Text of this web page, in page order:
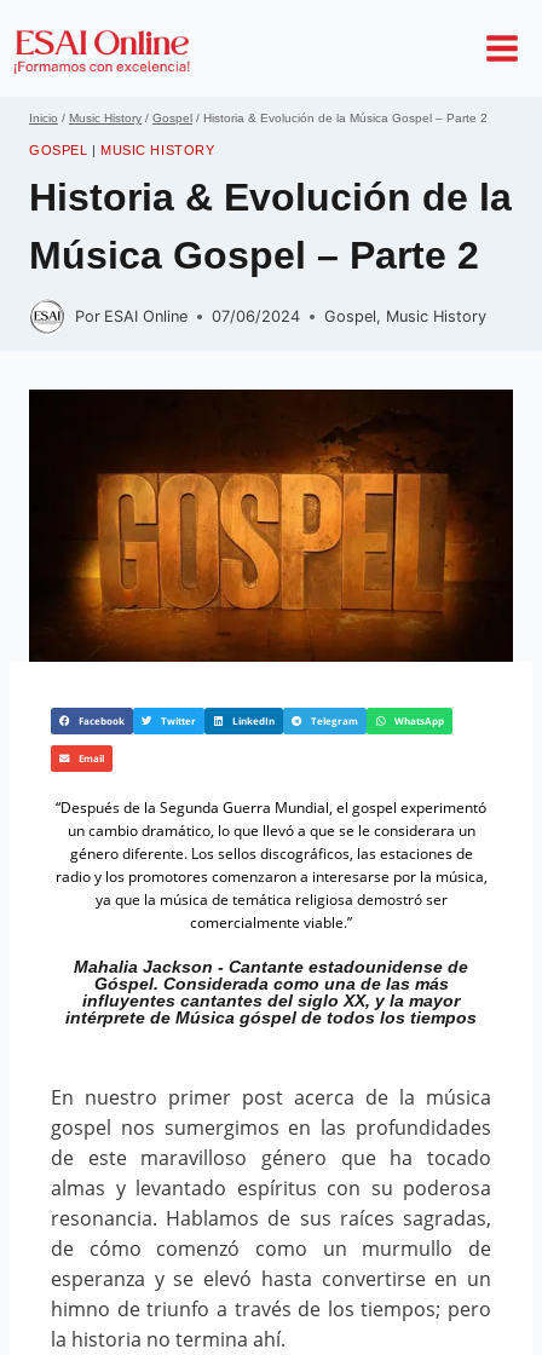
Inicio / Music History / Gospel / Historia & Evolución de la Música Gospel – Parte 2
GOSPEL |MUSIC HISTORY
Historia & Evolución de la
Música Gospel – Parte 2
Por ESAI Online 07/06/2024 Gospel, Music History
Facebook Twitter LinkedIn Telegram WhatsApp
Email
“Después de la Segunda Guerra Mundial, el gospel experimentó
un cambio dramático, lo que llevó a que se le considerara un
género diferente. Los sellos discográficos, las estaciones de
radio y los promotores comenzaron a interesarse por la música,
ya que la música de temática religiosa demostró ser
comercialmente viable.”
Mahalia Jackson - Cantante estadounidense de
Góspel. Considerada como una de las más
influyentes cantantes del siglo XX, y la mayor
intérprete de Música góspel de todos los tiempos
En nuestro primer post acerca de la música
gospel nos sumergimos en las profundidades
de este maravilloso género que ha tocado
almas y levantado espíritus con su poderosa
resonancia. Hablamos de sus raíces sagradas,
de cómo comenzó como un murmullo de
esperanza y se elevó hasta convertirse en un
himno de triunfo a través de los tiempos; pero
la historia no termina ahí.